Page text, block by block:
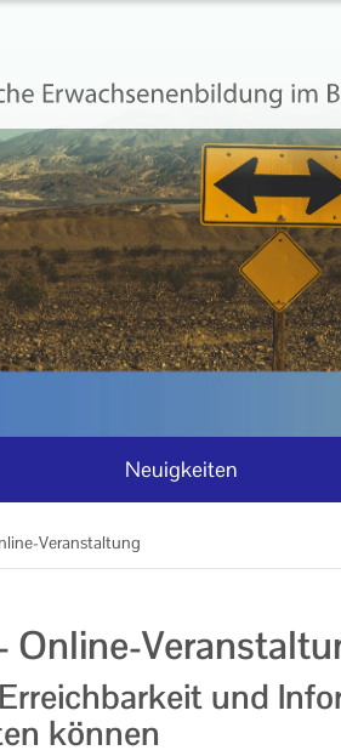
Neuigkeiten
Veranstaltung
Online-
und
können